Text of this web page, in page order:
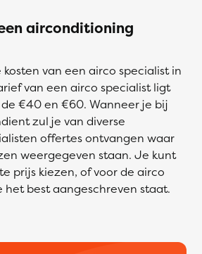
airconditioning
van een airco specialist in
van een airco specialist ligt
€40 en €60. Wanneer je bij
zul je van diverse
offertes ontvangen waar
weergegeven staan. Je kunt
prijs kiezen, of voor de airco
het best aangeschreven staat.